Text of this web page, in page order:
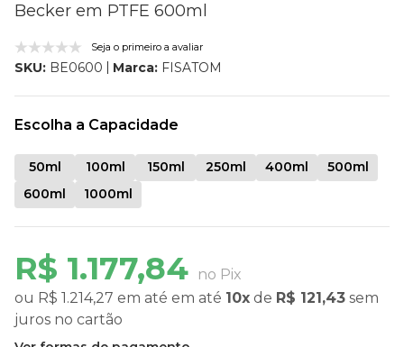
Becker em PTFE 600ml
Seja o primeiro a avaliar
SKU: BE0600 Marca: FISATOM
R$ 1.177,84
no Pix
ou R$ 1.214,27 em até em até 10x de R$ 121,43 sem
juros no cartão
Escolha a Capacidade
50ml 100ml 150ml 250ml 400ml
500ml
600ml
1000ml